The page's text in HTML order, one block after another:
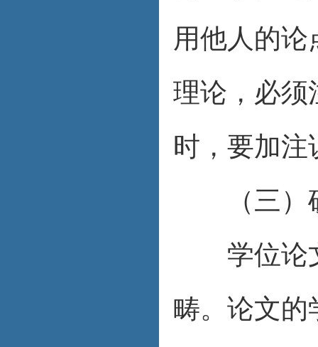
用他人的
理论，必须
时，要加注
（三）硕
学位论文
畴。论文的